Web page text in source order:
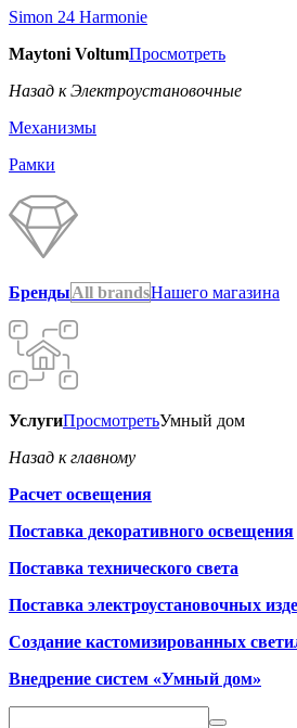
Simon 24 Harmonie
Maytoni VoltumПросмотреть
Назад к Электроустановочные
Механизмы
Рамки
БрендыAll brandsНашего магазина
УслугиПросмотретьУмный дом
Назад к главному
Расчет освещения
Поставка декоративного освещения
Поставка технического света
Поставка электроустановочных
Создание кастомизированных
Внедрение систем «Умный дом»